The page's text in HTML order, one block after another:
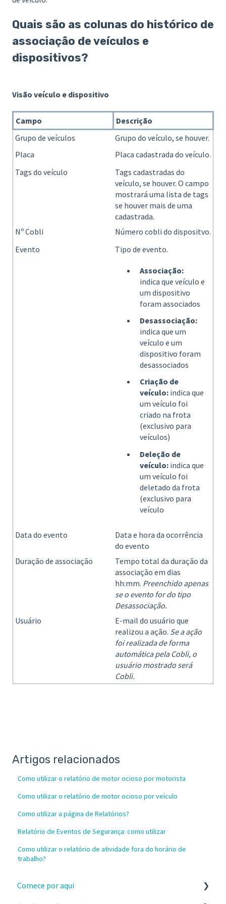
Quais são as colunas do histórico de
associação de veículos e
dispositivos?
Visão veículo e dispositivo
Campo
Descrição
Grupo de veículos
Grupo do veículo, se houver.
Placa
Placa cadastrada do veículo.
Tags do veículo
Tags cadastradas do
veículo, se houver. O campo
mostrará uma lista de tags
se houver mais de uma
cadastrada.
Nº Cobli
Número cobli do dispositvo.
Evento
Tipo de evento.
Associação:
indica que veículo e
um dispositivo
foram associados
Desassociação:
indica que um
veículo e um
dispositivo foram
desassociados
Criação de
veículo: indica que
um veículo foi
criado na frota
(exclusivo para
veículos)
Deleção de
veículo: indica que
um veículo foi
deletado da frota
(exclusivo para
veículo
Data do evento
Data e hora da ocorrência
do evento
Duração de associação
Tempo total da duração da
associação em dias
hh:mm. Preenchido apenas
se o evento for do tipo
Desassociação.
Usuário
E-mail do usuário que
realizou a ação. Se a ação
foi realizada de forma
automática pela Cobli, o
usuário mostrado será
Cobli.
Artigos relacionados
Como utilizar o relatório de motor ocioso por motorista
Como utilizar o relatório de motor ocioso por veículo
Como utilizar a página de Relatórios?
Relatório de Eventos de Segurança: como utilizar
Como utilizar o relatório de atividade fora do horário de
trabalho?
Comece por aqui